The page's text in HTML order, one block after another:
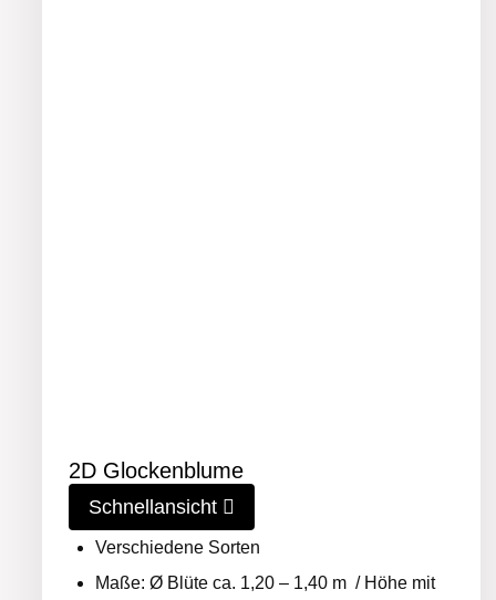
2D Glockenblume
Schnellansicht
Verschiedene Sorten
Maße: Ø Blüte ca. 1,20 – 1,40 m / Höhe mit